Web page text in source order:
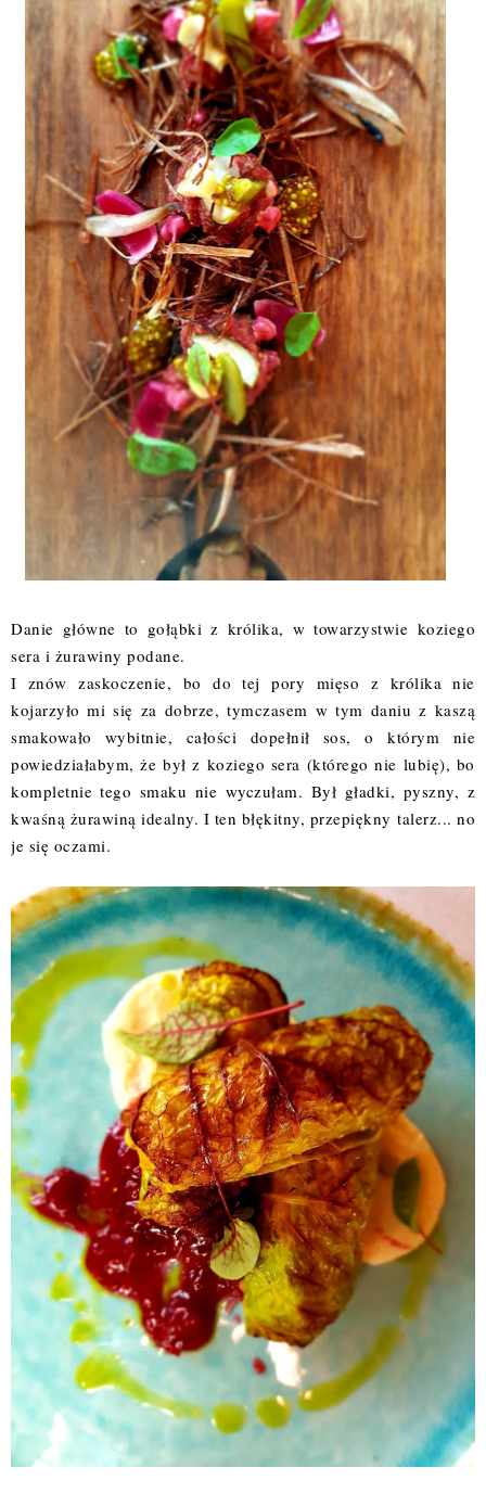
Danie główne to gołąbki z królika, w towarzystwie koziego
sera i żurawiny podane.
I znów zaskoczenie, bo do tej pory mięso z królika nie
kojarzyło mi się za dobrze, tymczasem w tym daniu z kaszą
smakowało wybitnie, całości dopełnił sos, o którym nie
powiedziałabym, że był z koziego sera (którego nie lubię), bo
kompletnie tego smaku nie wyczułam. Był gładki, pyszny, z
kwaśną żurawiną idealny. I ten błękitny, przepiękny talerz... no
je się oczami.